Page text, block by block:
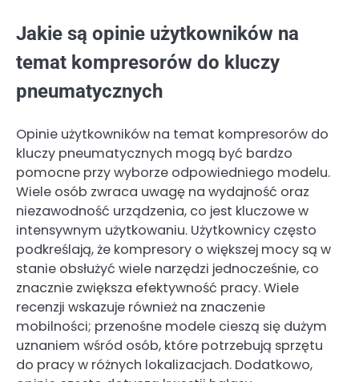
Jakie są opinie użytkowników na
temat kompresorów do kluczy
pneumatycznych
Opinie użytkowników na temat kompresorów do
kluczy pneumatycznych mogą być bardzo
pomocne przy wyborze odpowiedniego modelu.
Wiele osób zwraca uwagę na wydajność oraz
niezawodność urządzenia, co jest kluczowe w
intensywnym użytkowaniu. Użytkownicy często
podkreślają, że kompresory o większej mocy są w
stanie obsłużyć wiele narzędzi jednocześnie, co
znacznie zwiększa efektywność pracy. Wiele
recenzji wskazuje również na znaczenie
mobilności; przenośne modele cieszą się dużym
uznaniem wśród osób, które potrzebują sprzętu
do pracy w różnych lokalizacjach. Dodatkowo,